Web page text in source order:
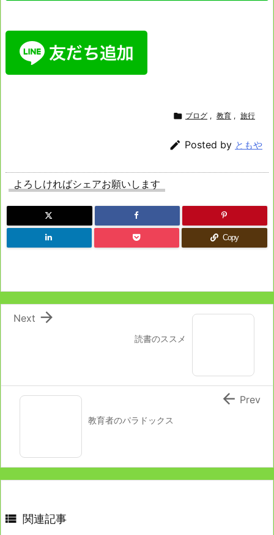
 ブログ , 教育 , 旅行
 Posted by ともや
よろしければシェアお願いします
Copy
読書のススメ

Next
教育者のパラドックス
 Prev
 関連記事